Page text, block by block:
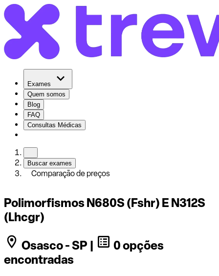
Exames
Quem somos
Blog
FAQ
Consultas Médicas
Buscar exames
Comparação de preços
Polimorfismos N680S (Fshr) E N312S
(Lhcgr)
Osasco - SP |
0 opções
encontradas